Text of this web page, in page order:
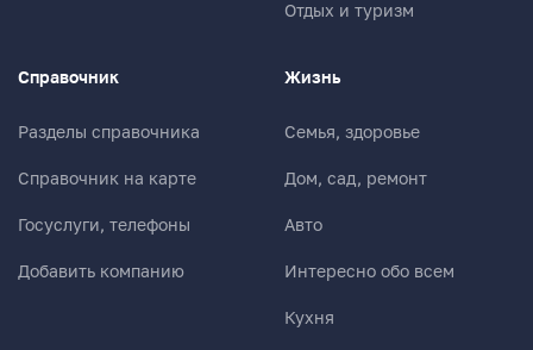
Отдых и туризм
Справочник
Разделы справочника
Справочник на карте
Госуслуги, телефоны
Добавить компанию
Жизнь
Семья, здоровье
Дом, сад, ремонт
Авто
Интересно обо всем
Кухня